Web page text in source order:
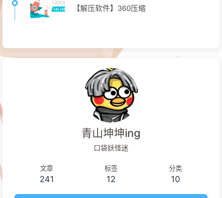
【解压软件】360压缩
青山坤坤ing
口袋妖怪迷
文章
241
标签
12
分类
10